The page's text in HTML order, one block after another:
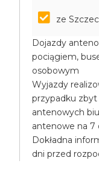
ze
Dojazdy
pociągiem,
osobowym
Wyjazdy
przypadku zbyt
antenowych
antenowe na 7
Dokładna
dni przed